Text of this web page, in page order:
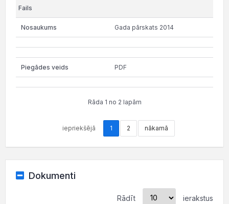
Gada pārskats 2014
PDF
Rāda 1 no 2 lapām
iepriekšējā 1 2 nākamā
Dokumenti
Rādīt ierakstus